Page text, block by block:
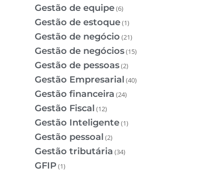
Gestão de equipe(6)
Gestão de estoque(1)
Gestão de negócio (21)
Gestão de negócios(15)
Gestão de pessoas(2)
Gestão Empresarial (40)
Gestão financeira (24)
Gestão Fiscal (12)
Gestão Inteligente(1)
Gestão pessoal (2)
Gestão tributária (34)
GFIP(1)